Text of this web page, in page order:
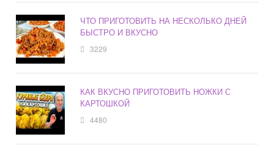
ЧТО ПРИГОТОВИТЬ НА НЕСКОЛЬКО ДНЕЙ
БЫСТРО И ВКУСНО
3229
КАК ВКУСНО ПРИГОТОВИТЬ НОЖКИ С
КАРТОШКОЙ
4480